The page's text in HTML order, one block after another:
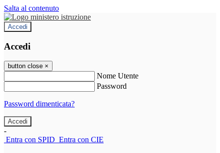
Salta al contenuto
Accedi
Accedi
button close ×
Nome Utente
Password
Password dimenticata?
-
Entra con SPID Entra con CIE